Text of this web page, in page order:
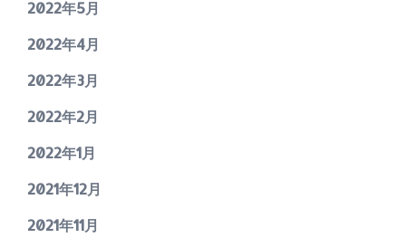
2022年5月
2022年4月
2022年3月
2022年2月
2022年1月
2021年12月
2021年11月